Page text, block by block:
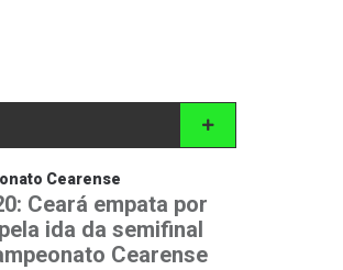
Cearense
Ceará empata por
ida da semifinal
Cearense